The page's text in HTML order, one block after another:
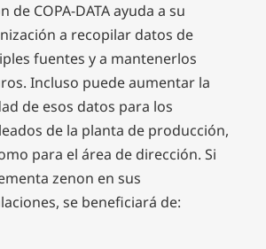
de COPA-DATA ayuda a su
a recopilar datos de
fuentes y a mantenerlos
Incluso puede aumentar la
de esos datos para los
de la planta de producción,
para el área de dirección. Si
zenon en sus
se beneficiará de: